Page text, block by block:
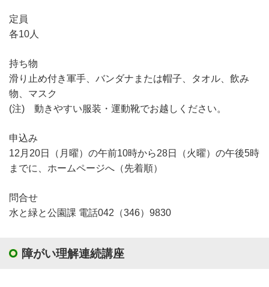
定員
各10人
持ち物
滑り止め付き軍手、バンダナまたは帽子、タオル、飲み
物、マスク
(注) 動きやすい服装・運動靴でお越しください。
申込み
12月20日（月曜）の午前10時から28日（火曜）の午後5時
までに、ホームページへ（先着順）
問合せ
水と緑と公園課 電話042（346）9830
障がい理解連続講座